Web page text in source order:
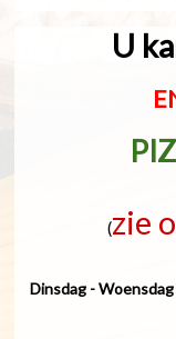
U
(zie
Dinsdag -